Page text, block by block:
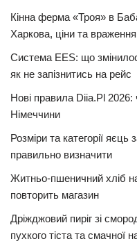
Кінна ферма «Троя» в
Харкова, ціни та враження
Система EES: що
як не запізнитись на рейс
Нові правила Diia.Pl 2026:
Німеччини
Розміри та категорії
правильно визначити
Житньо-пшеничний хліб
повторить магазин
Дріжджовий пиріг зі
пухкого тіста та смачної